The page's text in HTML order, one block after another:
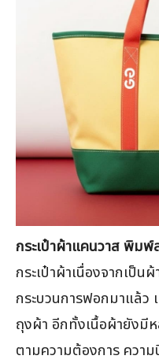
กระเป๋าผ้าแคนวาส พิมพ์
กระเป๋าผ้าเนื่องจากเป็
กระบวนการฟอกมาแล้ว
ถุงผ้า อีกทั้งเนื้อผ้ายังมี
ตามความต้องการ ควา